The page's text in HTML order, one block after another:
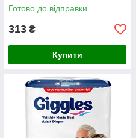
Готово до відправки
313 ₴
Купити